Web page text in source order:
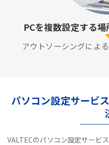
PCを複数設定する場
アウトソーシングによる
パソコン設定サービ
VALTECのパソコン設定サービ